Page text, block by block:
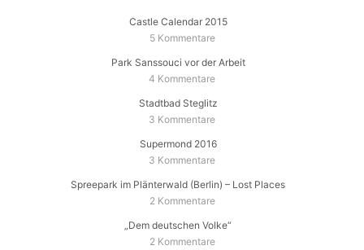
Castle Calendar 2015
5 Kommentare
Park Sanssouci vor der Arbeit
4 Kommentare
Stadtbad Steglitz
3 Kommentare
Supermond 2016
3 Kommentare
Spreepark im Plänterwald (Berlin) – Lost Places
2 Kommentare
„Dem deutschen Volke“
2 Kommentare